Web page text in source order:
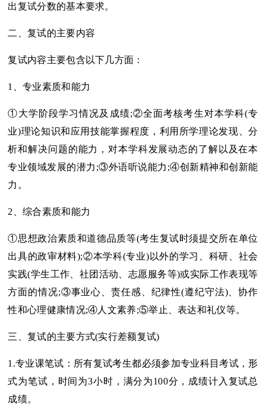
出复试分数的基本要求。
二、复试的主要内容
复试内容主要包含以下几方面：
1、专业素质和能力
①大学阶段学习情况及成绩;②全面考核考生对本学科(专
业)理论知识和应用技能掌握程度，利用所学理论发现、分
析和解决问题的能力，对本学科发展动态的了解以及在本
专业领域发展的潜力;③外语听说能力;④创新精神和创新能
力。
2、综合素质和能力
①思想政治素质和道德品质等(考生复试时须提交所在单位
出具的政审材料);②本学科(专业)以外的学习、科研、社会
实践(学生工作、社团活动、志愿服务等)或实际工作表现等
方面的情况;③事业心、责任感、纪律性(遵纪守法)、协作
性和心理健康情况;④人文素养;⑤举止、表达和礼仪等。
三、复试的主要方式(实行差额复试)
1.专业课笔试：所有复试考生都必须参加专业科目考试，形
式为笔试，时间为3小时，满分为100分，成绩计入复试总
成绩。